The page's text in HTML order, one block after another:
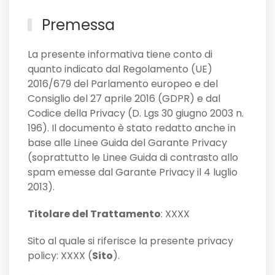
Premessa
La presente informativa tiene conto di
quanto indicato dal Regolamento (UE)
2016/679 del Parlamento europeo e del
Consiglio del 27 aprile 2016 (GDPR) e dal
Codice della Privacy (D. Lgs 30 giugno 2003 n.
196). Il documento è stato redatto anche in
base alle Linee Guida del Garante Privacy
(soprattutto le Linee Guida di contrasto allo
spam emesse dal Garante Privacy il 4 luglio
2013).
Titolare del Trattamento: XXXX
Sito al quale si riferisce la presente privacy
policy: XXXX (Sito).